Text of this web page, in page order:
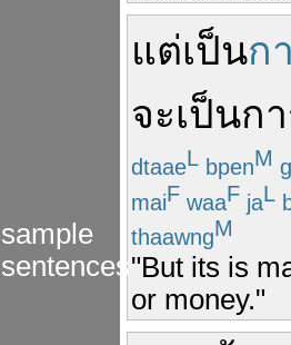
sample
sentences
แต่เป็นก
จะเป็นก
dtaaeL bpenM
maiF waaF jaL
thaawngM
"But its is
or money."